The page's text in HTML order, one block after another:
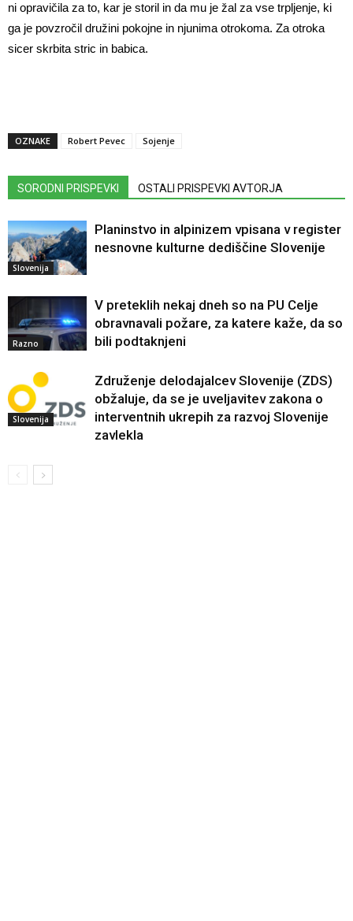
ni opravičila za to, kar je storil in da mu je žal za vse trpljenje, ki
ga je povzročil družini pokojne in njunima otrokoma. Za otroka
sicer skrbita stric in babica.
OZNAKE Robert Pevec Sojenje
SORODNI PRISPEVKI OSTALI PRISPEVKI AVTORJA
Slovenija
Planinstvo in alpinizem vpisana v register
nesnovne kulturne dediščine Slovenije
Razno
V preteklih nekaj dneh so na PU Celje
obravnavali požare, za katere kaže, da so
bili podtaknjeni
Slovenija
Združenje delodajalcev Slovenije (ZDS)
obžaluje, da se je uveljavitev zakona o
interventnih ukrepih za razvoj Slovenije
zavlekla